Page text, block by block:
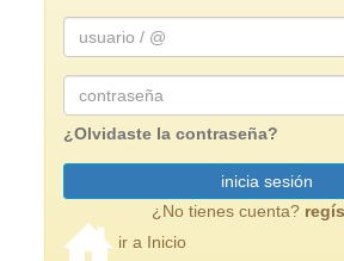
usuario
/
@
¿Olvidaste la contraseña?
inicia sesión
¿No tienes cuenta?
ir a Inicio